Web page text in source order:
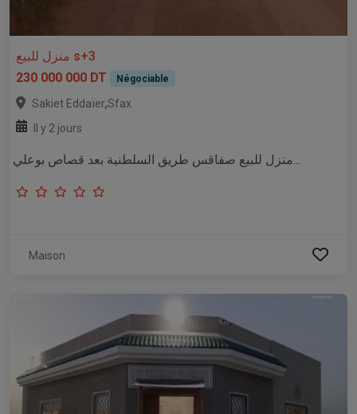
منزل للبيع s+3
230 000 000 DT
Négociable
Sakiet Eddaïer,Sfax
Il y 2 jours
Maison